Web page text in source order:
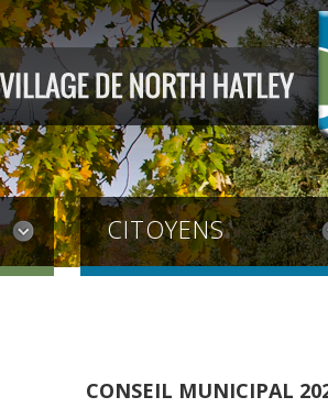
CITOYENS
CONSEIL MUNICIPAL